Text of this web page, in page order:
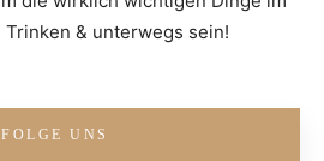
Trinken & unterwegs sein!
FOLGE UNS